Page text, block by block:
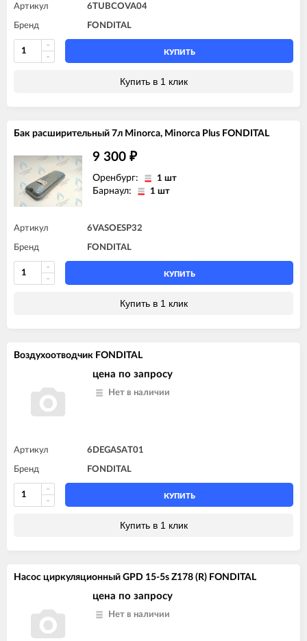
Артикул 6TUBCOVA04
Бренд FONDITAL
КУПИТЬ
Купить в 1 клик
Бак расширительный 7л Minorca, Minorca Plus FONDITAL
9 300 ₽
Оренбург: 1 шт
Барнаул: 1 шт
Артикул 6VASOESP32
Бренд FONDITAL
КУПИТЬ
Купить в 1 клик
Воздухоотводчик FONDITAL
цена по запросу
Нет в наличии
Артикул 6DEGASAT01
Бренд FONDITAL
КУПИТЬ
Купить в 1 клик
Насос циркуляционный GPD 15-5s Z178 (R) FONDITAL
цена по запросу
Нет в наличии